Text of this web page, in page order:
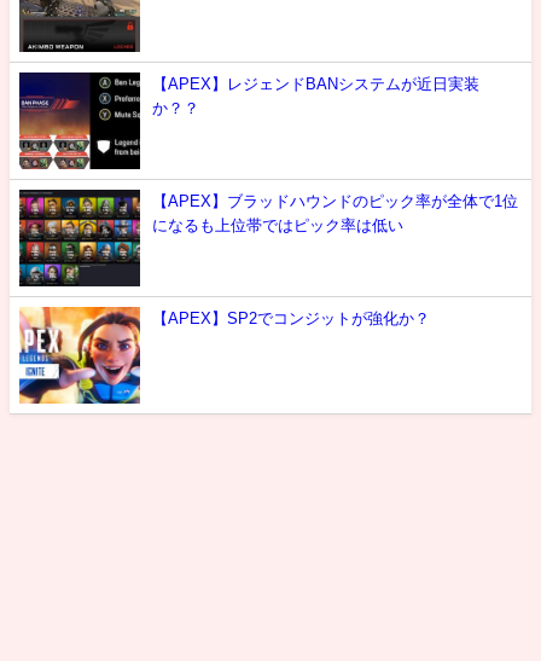
【APEX】レジェンドBANシステムが近日実装
か？？
【APEX】ブラッドハウンドのピック率が全体で1位
になるも上位帯ではピック率は低い
【APEX】SP2でコンジットが強化か？